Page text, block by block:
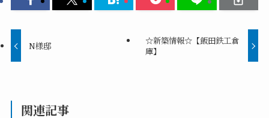
N様邸
☆新築情報☆【飯田鉄工倉
庫】
関連記事